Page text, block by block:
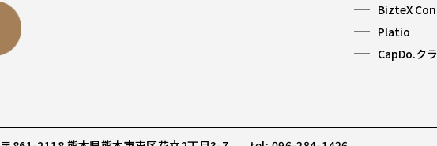
BizteX
Platio
CapDo.ク